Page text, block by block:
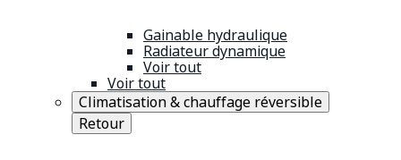
Gainable hydraulique
Radiateur dynamique
Voir tout
Voir tout
Climatisation & chauffage réversible
Retour